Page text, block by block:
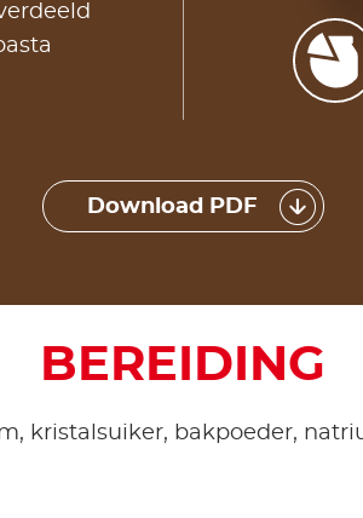
Download PDF
BEREIDING
kristalsuiker, bakpoeder,